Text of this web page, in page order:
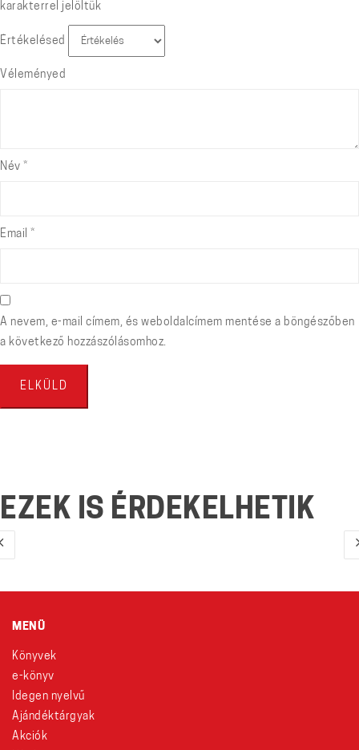
karakterrel jelöltük
Értékelésed
Véleményed
Név *
Email *
A nevem, e-mail címem, és weboldalcímem mentése a böngészőben
a következő hozzászólásomhoz.
EZEK IS ÉRDEKELHETIK
MENÜ
Könyvek
e-könyv
Idegen nyelvű
Ajándéktárgyak
Akciók